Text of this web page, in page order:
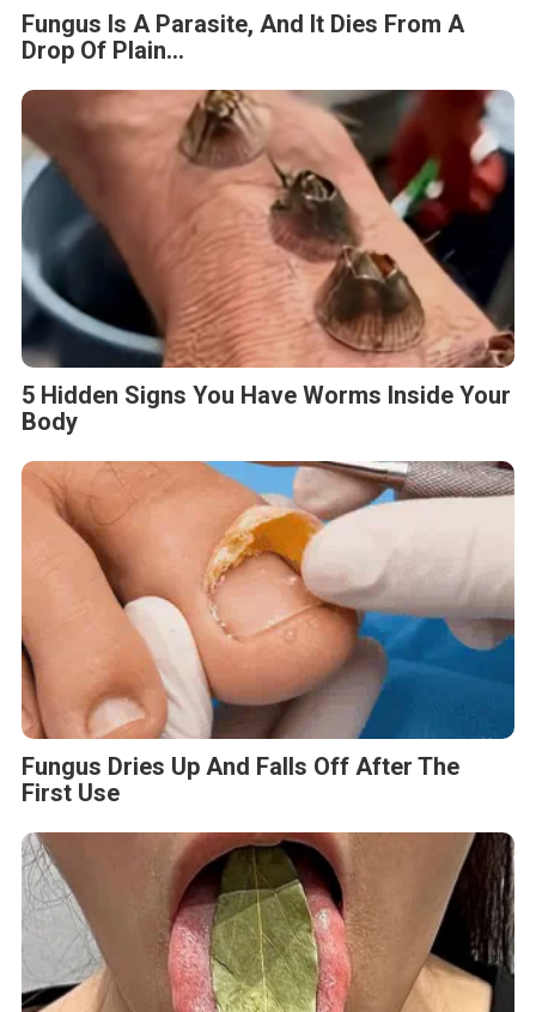
Fungus Is A Parasite, And It Dies From A
Drop Of Plain...
5 Hidden Signs You Have Worms Inside Your
Body
Fungus Dries Up And Falls Off After The
First Use